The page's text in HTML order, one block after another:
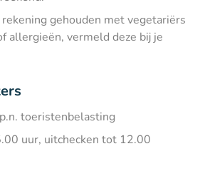
gehouden met vegetariërs
allergieën, vermeld deze bij je
toeristenbelasting
uur, uitchecken tot 12.00